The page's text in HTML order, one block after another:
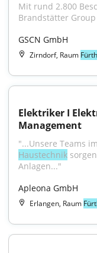
Mit rund 2.800
Brandstätter
GSCN GmbH
Zirndorf, Raum Fürth
Elektriker I
Management
Haustechnik
Anlagen..."
Apleona GmbH
Erlangen, Raum